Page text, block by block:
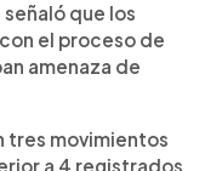
que los
el proceso de
amenaza de
tres movimientos
a 4 registrados